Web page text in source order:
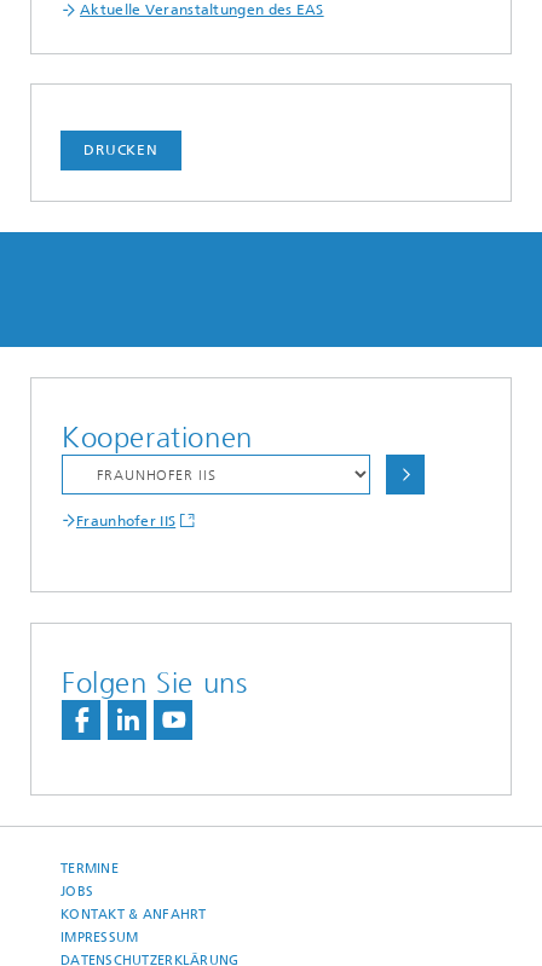
Aktuelle Veranstaltungen des EAS
DRUCKEN
Kooperationen
Fraunhofer IIS
Folgen Sie uns
TERMINE
JOBS
KONTAKT & ANFAHRT
IMPRESSUM
DATENSCHUTZERKLÄRUNG